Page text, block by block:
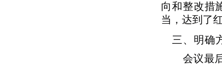
向和整改措
当，达到了
三、明确
会议最